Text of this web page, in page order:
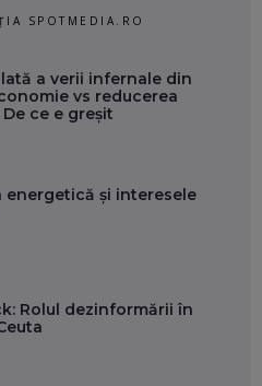
SPOTMEDIA.RO
a verii infernale din
vs reducerea
ce e greșit
energetică și interesele
Rolul dezinformării în